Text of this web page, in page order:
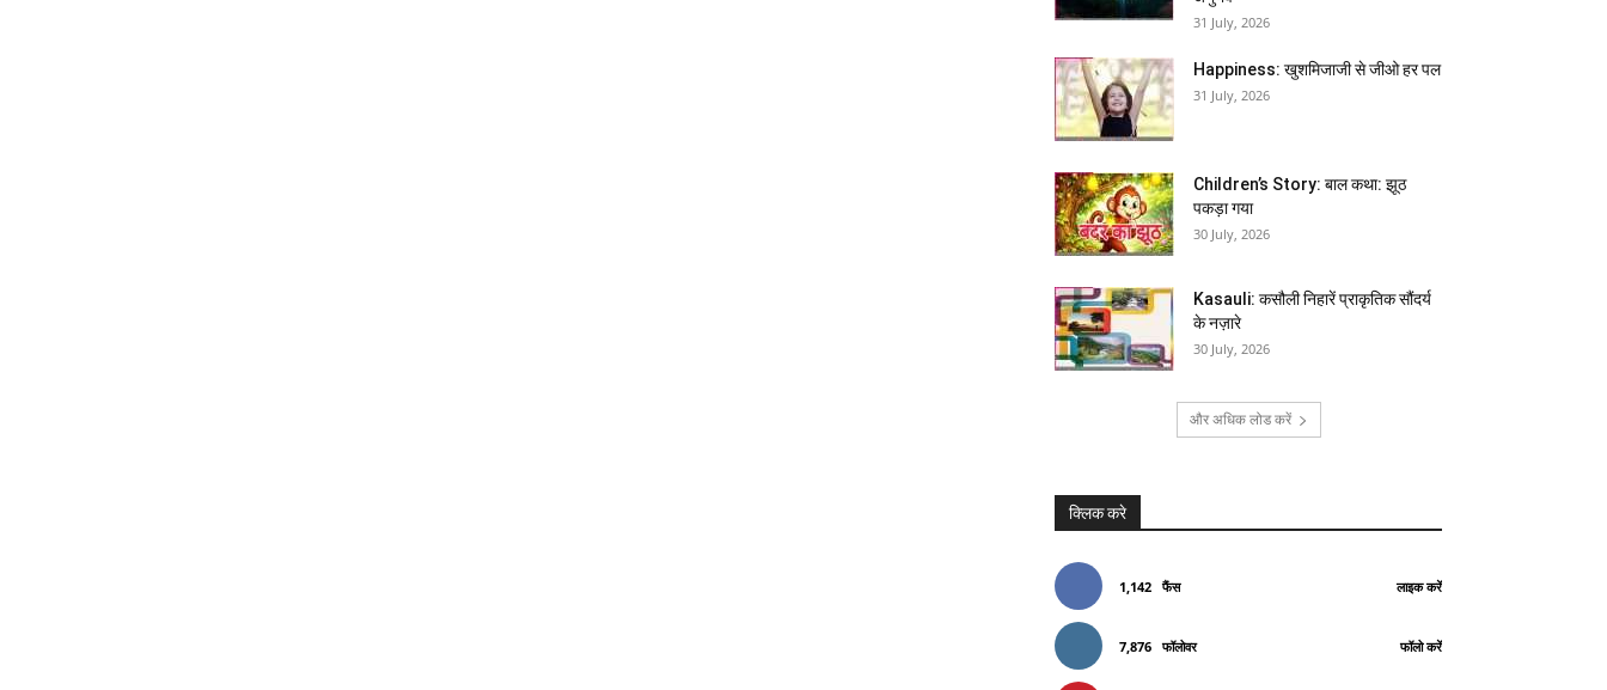
31 July, 2026
Happiness: खुशमिजाजी से जीओ हर पल
31 July, 2026
Children’s Story: बाल कथा: झूठ
पकड़ा गया
30 July, 2026
Kasauli: कसौली निहारें प्राकृतिक सौंदर्य
के नज़ारे
30 July, 2026
और अधिक लोड करें
क्लिक करे
1,142 फैंस लाइक करें
7,876 फॉलोवर फॉलो करें